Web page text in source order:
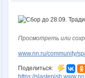
Просмотреть или
www.nn.ru/community/
Поделиться:
https://